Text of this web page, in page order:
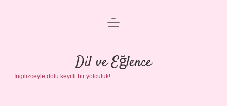
Anasayfa
Gizlilik Politikası
Yasal Uyarı
menüyü
Dil ve Eğlence
İngilizceyle dolu keyifli bir yolculuk!